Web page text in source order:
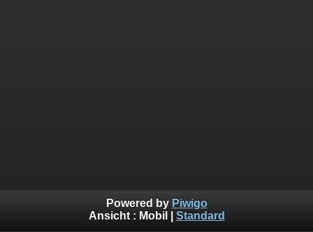
Powered by Piwigo
Ansicht : Mobil Standard